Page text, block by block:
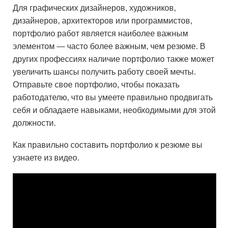
Для графических дизайнеров, художников,
дизайнеров, архитекторов или программистов,
портфолио работ является наиболее важным
элементом — часто более важным, чем резюме. В
других профессиях наличие портфолио также может
увеличить шансы получить работу своей мечты.
Отправьте свое портфолио, чтобы показать
работодателю, что вы умеете правильно продвигать
себя и обладаете навыками, необходимыми для этой
должности.
Как правильно составить портфолио к резюме вы
узнаете из видео.